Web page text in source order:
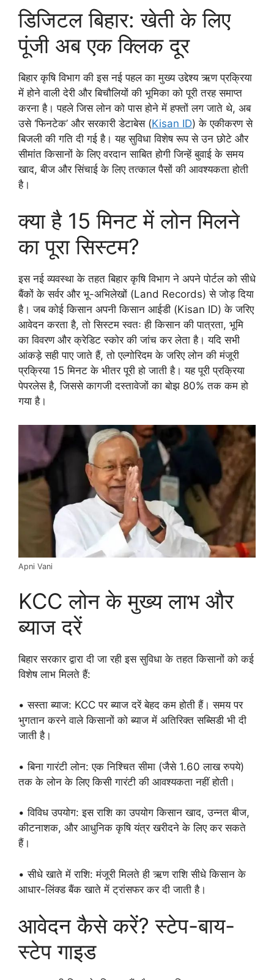
डिजिटल बिहार: खेती के लिए
पूंजी अब एक क्लिक दूर
बिहार कृषि विभाग की इस नई पहल का मुख्य उद्देश्य ऋण प्रक्रिया
में होने वाली देरी और बिचौलियों की भूमिका को पूरी तरह समाप्त
करना है। पहले जिस लोन को पास होने में हफ्तों लग जाते थे, अब
उसे ‘फिनटेक’ और सरकारी डेटाबेस (Kisan ID) के एकीकरण से
बिजली की गति दी गई है। यह सुविधा विशेष रूप से उन छोटे और
सीमांत किसानों के लिए वरदान साबित होगी जिन्हें बुवाई के समय
खाद, बीज और सिंचाई के लिए तत्काल पैसों की आवश्यकता होती
है।
क्या है 15 मिनट में लोन मिलने
का पूरा सिस्टम?
इस नई व्यवस्था के तहत बिहार कृषि विभाग ने अपने पोर्टल को सीधे
बैंकों के सर्वर और भू-अभिलेखों (Land Records) से जोड़ दिया
है। जब कोई किसान अपनी किसान आईडी (Kisan ID) के जरिए
आवेदन करता है, तो सिस्टम स्वतः ही किसान की पात्रता, भूमि
का विवरण और क्रेडिट स्कोर की जांच कर लेता है। यदि सभी
आंकड़े सही पाए जाते हैं, तो एल्गोरिदम के जरिए लोन की मंजूरी
प्रक्रिया 15 मिनट के भीतर पूरी हो जाती है। यह पूरी प्रक्रिया
पेपरलेस है, जिससे कागजी दस्तावेजों का बोझ 80% तक कम हो
गया है।
Apni Vani
KCC लोन के मुख्य लाभ और
ब्याज दरें
बिहार सरकार द्वारा दी जा रही इस सुविधा के तहत किसानों को कई
विशेष लाभ मिलते हैं:
• सस्ता ब्याज: KCC पर ब्याज दरें बेहद कम होती हैं। समय पर
भुगतान करने वाले किसानों को ब्याज में अतिरिक्त सब्सिडी भी दी
जाती है।
• बिना गारंटी लोन: एक निश्चित सीमा (जैसे 1.60 लाख रुपये)
तक के लोन के लिए किसी गारंटी की आवश्यकता नहीं होती।
• विविध उपयोग: इस राशि का उपयोग किसान खाद, उन्नत बीज,
कीटनाशक, और आधुनिक कृषि यंत्र खरीदने के लिए कर सकते
हैं।
• सीधे खाते में राशि: मंजूरी मिलते ही ऋण राशि सीधे किसान के
आधार-लिंक्ड बैंक खाते में ट्रांसफर कर दी जाती है।
आवेदन कैसे करें? स्टेप-बाय-
स्टेप गाइड